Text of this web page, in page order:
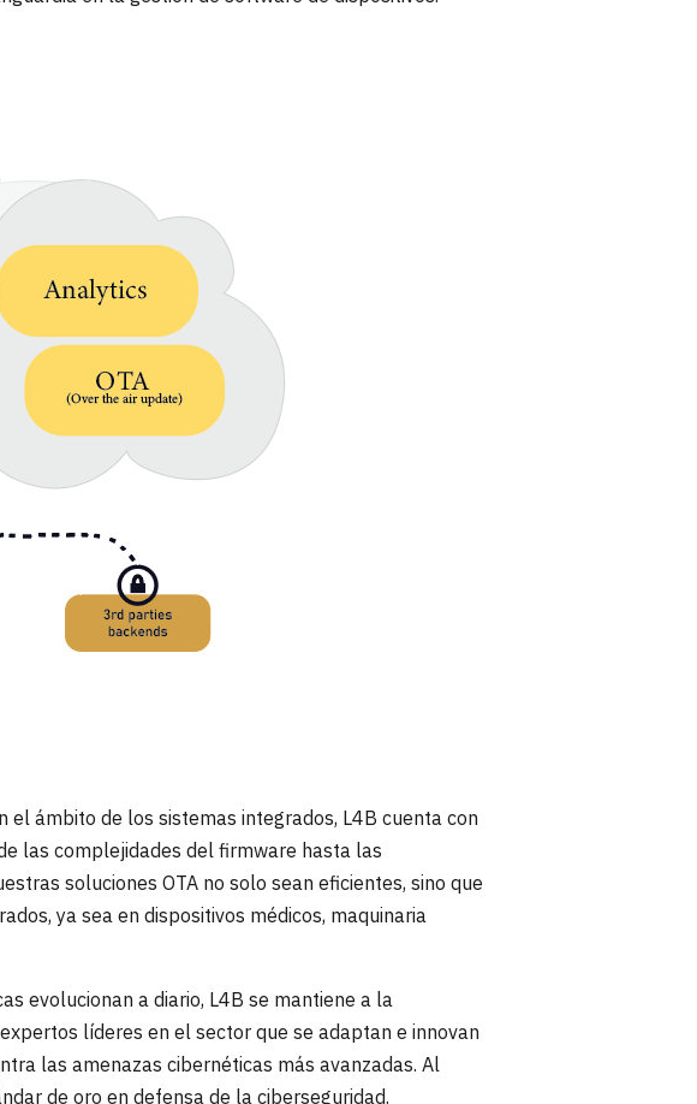
el ámbito de los sistemas integrados, L4B cuenta con
las complejidades del firmware hasta las
soluciones OTA no solo sean eficientes, sino que
ya sea en dispositivos médicos, maquinaria
evolucionan a diario, L4B se mantiene a la
líderes en el sector que se adaptan e innovan
las amenazas cibernéticas más avanzadas. Al
de oro en defensa de la ciberseguridad.